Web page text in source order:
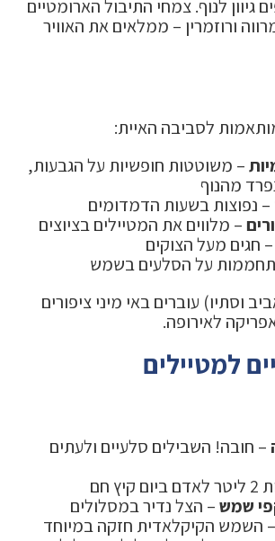
גיוון לנוף. צמחי התיבול הארומטיים
ורוזמרין – ממלאים את האוויר
לסביבה האיית:
– משוטטות חופשיות על הגבעות,
מהנוף
– נפוצות בשעות הדמדומים
– מלווים את המטיילים בציוצים
– חגים מעל הצוקים
על הסלעים בשמש
וסתיו) עוברים באי מיני ציפורים
לאירופה.
למטיילים
– חובה! השבילים סלעיים ולעתים
חם
שמש– הצל נדיר במסלולים
– השמש הקיקלאדית חזקה במיוחד